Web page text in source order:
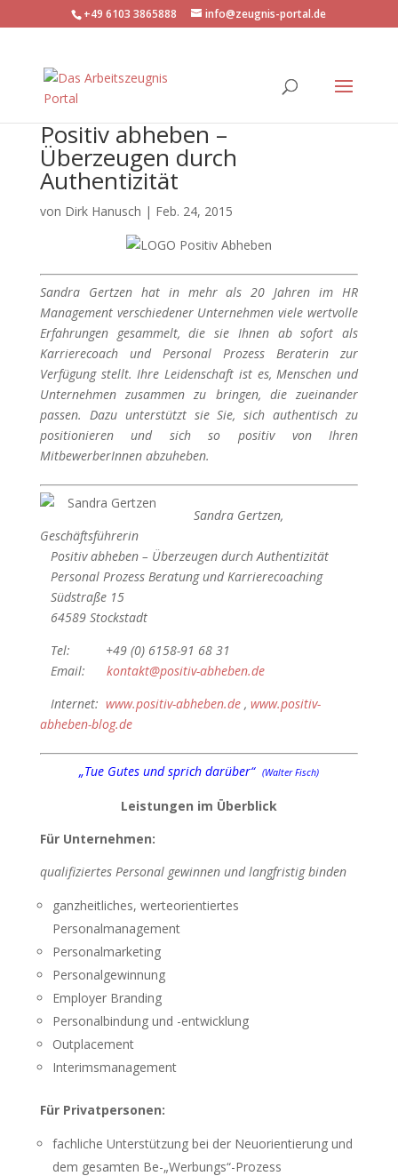
+49 6103 3865888 info@zeugnis-portal.de
Positiv abheben –
Überzeugen durch
Authentizität
von Dirk Hanusch | Feb. 24, 2015
Sandra Gertzen hat in mehr als 20 Jahren im HR
Management verschiedener Unternehmen viele wertvolle
Erfahrungen gesammelt, die sie Ihnen ab sofort als
Karrierecoach und Personal Prozess Beraterin zur
Verfügung stellt. Ihre Leidenschaft ist es, Menschen und
Unternehmen zusammen zu bringen, die zueinander
passen. Dazu unterstützt sie Sie, sich authentisch zu
positionieren und sich so positiv von Ihren
MitbewerberInnen abzuheben.
Sandra Gertzen,
Geschäftsführerin
Positiv abheben – Überzeugen durch Authentizität
Personal Prozess Beratung und Karrierecoaching
Südstraße 15
64589 Stockstadt
Tel: +49 (0) 6158-91 68 31
Email: kontakt@positiv-abheben.de
Internet: www.positiv-abheben.de, www.positiv-
abheben-blog.de
„Tue Gutes und sprich darüber“ (Walter Fisch)
Leistungen im Überblick
Für Unternehmen:
qualifiziertes Personal gewinnen und langfristig binden
ganzheitliches, werteorientiertes
Personalmanagement
Personalmarketing
Personalgewinnung
Employer Branding
Personalbindung und -entwicklung
Outplacement
Interimsmanagement
Für Privatpersonen:
fachliche Unterstützung bei der Neuorientierung und
dem gesamten Be-„Werbungs“-Prozess